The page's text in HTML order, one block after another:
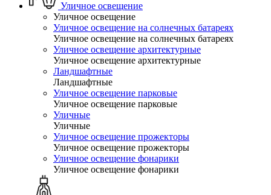
Уличное освещение
Уличное освещение
Уличное освещение на солнечных батареях
Уличное освещение на солнечных батареях
Уличное освещение архитектурные
Уличное освещение архитектурные
Ландшафтные
Ландшафтные
Уличное освещение парковые
Уличное освещение парковые
Уличные
Уличные
Уличное освещение прожекторы
Уличное освещение прожекторы
Уличное освещение фонарики
Уличное освещение фонарики